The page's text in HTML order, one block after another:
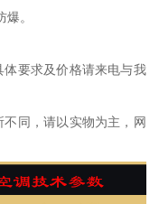
。
要求及价格请来电与我
同，请以实物为主，网